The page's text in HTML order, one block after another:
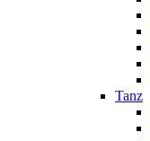
Tanz